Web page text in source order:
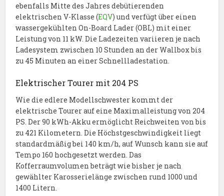
ebenfalls Mitte des Jahres debütierenden
elektrischen V-Klasse (EQV) und verfügt über einen
wassergekühlten On-Board Lader (OBL) mit einer
Leistung von 11 kW. Die Ladezeiten variieren je nach
Ladesystem zwischen 10 Stunden an der Wallbox bis
zu 45 Minuten an einer Schnellladestation.
Elektrischer Tourer mit 204 PS
Wie die edlere Modellschwester kommt der
elektrische Tourer auf eine Maximalleistung von 204
PS. Der 90 kWh-Akku ermöglicht Reichweiten von bis
zu 421 Kilometern. Die Höchstgeschwindigkeit liegt
standardmäßig bei 140 km/h, auf Wunsch kann sie auf
Tempo 160 hochgesetzt werden. Das
Kofferraumvolumen beträgt wie bisher je nach
gewählter Karosserielänge zwischen rund 1000 und
1400 Litern.